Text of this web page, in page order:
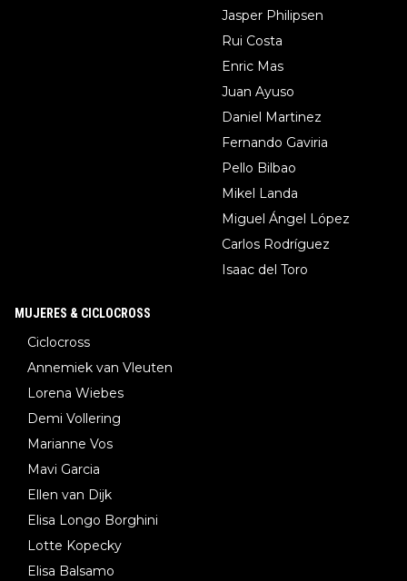
Jasper Philipsen
Rui Costa
Enric Mas
Juan Ayuso
Daniel Martinez
Fernando Gaviria
Pello Bilbao
Mikel Landa
Miguel Ángel López
Carlos Rodríguez
Isaac del Toro
MUJERES & CICLOCROSS
Ciclocross
Annemiek van Vleuten
Lorena Wiebes
Demi Vollering
Marianne Vos
Mavi Garcia
Ellen van Dijk
Elisa Longo Borghini
Lotte Kopecky
Elisa Balsamo